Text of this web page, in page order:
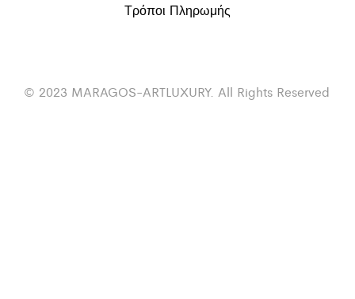
Τρόποι Πληρωμής
© 2023 MARAGOS-ARTLUXURY. All Rights Reserved